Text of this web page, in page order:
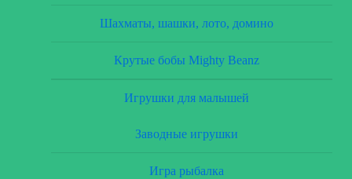
Шахматы, шашки, лото, домино
Крутые бобы Mighty Beanz
Игрушки для малышей
Заводные игрушки
Игра рыбалка